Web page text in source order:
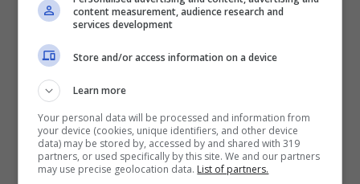
Joe Bastianich solonotizie
content measurement, audience research and
services development
Store and/or access information on a device
Learn more
Your personal data will be processed and information from
your device (cookies, unique identifiers, and other device
data) may be stored by, accessed by and shared with 319
partners, or used specifically by this site. We and our partners
may use precise geolocation data. List of partners.